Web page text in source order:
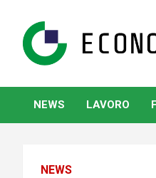
content
NEWS LAVORO
NEWS